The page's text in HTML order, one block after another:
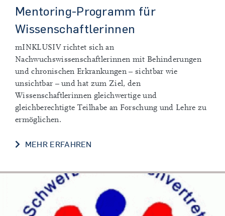
Mentoring-Programm für
Wissenschaftlerinnen
mINKLUSIV richtet sich an
Nachwuchswissenschaftlerinnen mit Behinderungen
und chronischen Erkrankungen – sichtbar wie
unsichtbar – und hat zum Ziel, den
Wissenschaftlerinnen gleichwertige und
gleichberechtigte Teilhabe an Forschung und Lehre zu
ermöglichen.
MEHR ERFAHREN